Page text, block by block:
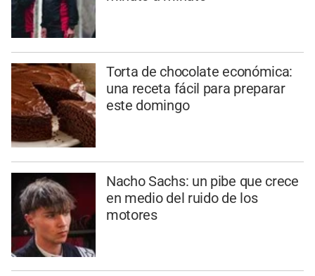
Torta de chocolate económica:
una receta fácil para preparar
este domingo
Nacho Sachs: un pibe que crece
en medio del ruido de los
motores